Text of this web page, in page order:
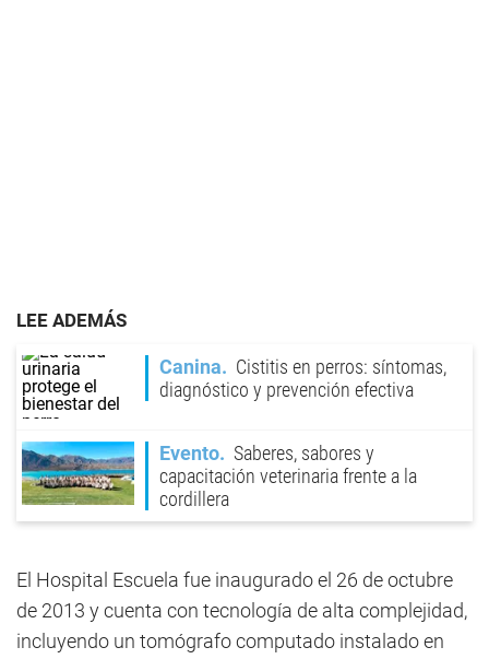
LEE ADEMÁS
Canina
Cistitis en perros: síntomas,
diagnóstico y prevención efectiva
Evento
Saberes, sabores y
capacitación veterinaria frente a la
cordillera
El Hospital Escuela fue inaugurado el 26 de octubre
de 2013 y cuenta con tecnología de alta complejidad,
incluyendo un tomógrafo computado instalado en